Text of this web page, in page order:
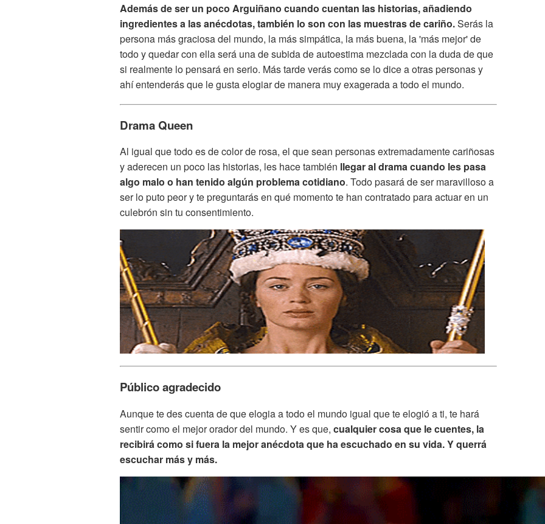
Además de ser un poco Arguiñano cuando cuentan las historias, añadiendo
ingredientes a las anécdotas, también lo son con las muestras de cariño.Serás la
persona más graciosa del mundo, la más simpática, la más buena, la 'más mejor' de
todo y quedar con ella será una de subida de autoestima mezclada con la duda de que
si realmente lo pensará en serio. Más tarde verás como se lo dice a otras personas y
ahí entenderás que le gusta elogiar de manera muy exagerada a todo el mundo.
Drama Queen
Al igual que todo es de color de rosa, el que sean personas extremadamente cariñosas
y aderecen un poco las historias, les hace también llegar al drama cuando les pasa
algo malo o han tenido algún problema cotidiano. Todo pasará de ser maravilloso a
ser lo puto peor y te preguntarás en qué momento te han contratado para actuar en un
culebrón sin tu consentimiento.
Público agradecido
Aunque te des cuenta de que elogia a todo el mundo igual que te elogió a ti, te hará
sentir como el mejor orador del mundo. Y es que, cualquier cosa que le cuentes, la
recibirá como si fuera la mejor anécdota que ha escuchado en su vida. Y querrá
escuchar más y más.